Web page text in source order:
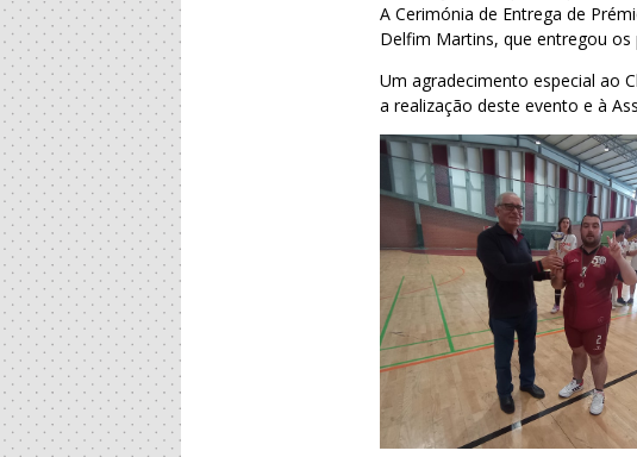
A Cerimónia de Entrega de
Delfim Martins, que entregou
Um agradecimento especial ao
a realização deste evento e à